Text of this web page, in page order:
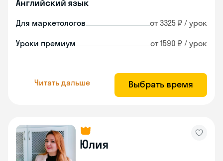
Английский язык
Для маркетологов от 3325 ₽ / урок
Уроки премиум от 1590 ₽ / урок
Читать дальше Выбрать время
Юлия